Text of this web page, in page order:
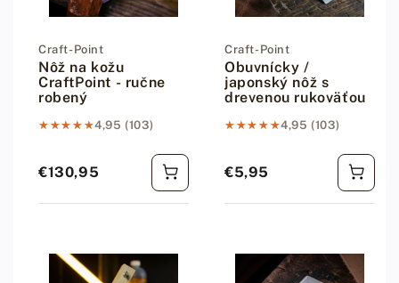
Dodávateľ:
Craft-Point
Nôž na kožu
CraftPoint - ručne
robený
★★★★★
★★★★★4,95 (103)
Bežná cena
€130,95
Dodávateľ:
Craft-Point
Obuvnícky /
japonský nôž s
drevenou rukoväťou
★★★★★
★★★★★4,95 (103)
Bežná cena
€5,95